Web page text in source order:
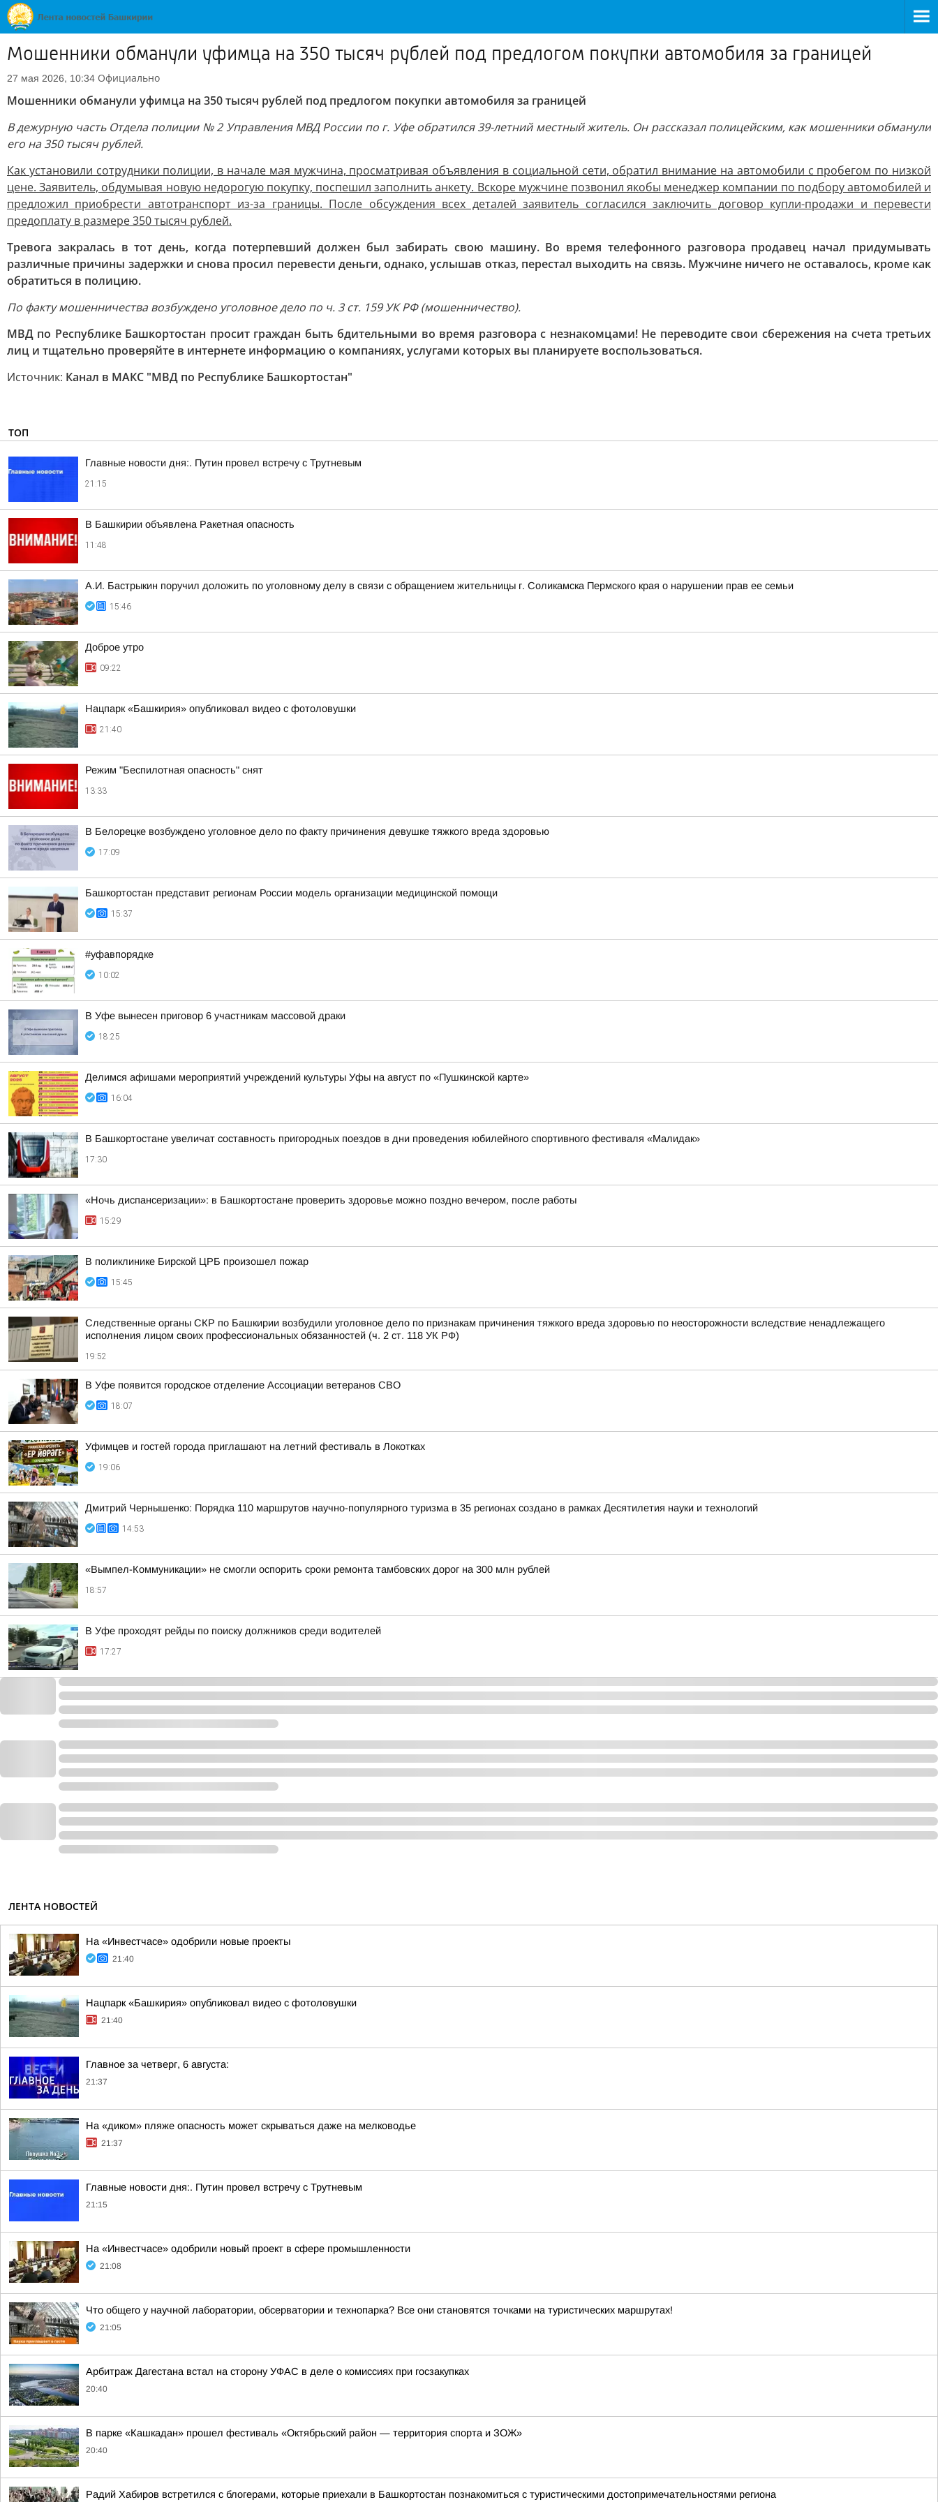
Мошенники обманули уфимца на 350 тысяч рублей под предлогом покупки автомобиля за границей
27 мая 2026, 10:34 Официально
Мошенники обманули уфимца на 350 тысяч рублей под предлогом покупки автомобиля за границей
В дежурную часть Отдела полиции № 2 Управления МВД России по г. Уфе обратился 39-летний местный житель. Он рассказал полицейским, как мошенники обманули
его на 350 тысяч рублей.
Как установили сотрудники полиции, в начале мая мужчина, просматривая объявления в социальной сети, обратил внимание на автомобили с пробегом по низкой
цене. Заявитель, обдумывая новую недорогую покупку, поспешил заполнить анкету. Вскоре мужчине позвонил якобы менеджер компании по подбору автомобилей и
предложил приобрести автотранспорт из-за границы. После обсуждения всех деталей заявитель согласился заключить договор купли-продажи и перевести
предоплату в размере 350 тысяч рублей.
Тревога закралась в тот день, когда потерпевший должен был забирать свою машину. Во время телефонного разговора продавец начал придумывать
различные причины задержки и снова просил перевести деньги, однако, услышав отказ, перестал выходить на связь. Мужчине ничего не оставалось, кроме как
обратиться в полицию.
По факту мошенничества возбуждено уголовное дело по ч. 3 ст. 159 УК РФ (мошенничество).
МВД по Республике Башкортостан просит граждан быть бдительными во время разговора с незнакомцами! Не переводите свои сбережения на счета третьих
лиц и тщательно проверяйте в интернете информацию о компаниях, услугами которых вы планируете воспользоваться.
Источник: Канал в МАКС "МВД по Республике Башкортостан"
ТОП
Главные новости дня:. Путин провел встречу с Трутневым
21:15
В Башкирии объявлена Ракетная опасность
11:48
А.И. Бастрыкин поручил доложить по уголовному делу в связи с обращением жительницы г. Соликамска Пермского края о нарушении прав ее семьи
15:46
Доброе утро
09:22
Нацпарк «Башкирия» опубликовал видео с фотоловушки
21:40
Режим "Беспилотная опасность" снят
13:33
В Белорецке возбуждено уголовное дело по факту причинения девушке тяжкого вреда здоровью
17:09
Башкортостан представит регионам России модель организации медицинской помощи
15:37
#уфавпорядке
10:02
В Уфе вынесен приговор 6 участникам массовой драки
18:25
Делимся афишами мероприятий учреждений культуры Уфы на август по «Пушкинской карте»
16:04
В Башкортостане увеличат составность пригородных поездов в дни проведения юбилейного спортивного фестиваля «Малидак»
17:30
«Ночь диспансеризации»: в Башкортостане проверить здоровье можно поздно вечером, после работы
15:29
В поликлинике Бирской ЦРБ произошел пожар
15:45
Следственные органы СКР по Башкирии возбудили уголовное дело по признакам причинения тяжкого вреда здоровью по неосторожности вследствие ненадлежащего
исполнения лицом своих профессиональных обязанностей (ч. 2 ст. 118 УК РФ)
19:52
В Уфе появится городское отделение Ассоциации ветеранов СВО
18:07
Уфимцев и гостей города приглашают на летний фестиваль в Локотках
19:06
Дмитрий Чернышенко: Порядка 110 маршрутов научно-популярного туризма в 35 регионах создано в рамках Десятилетия науки и технологий
14:53
«Вымпел-Коммуникации» не смогли оспорить сроки ремонта тамбовских дорог на 300 млн рублей
18:57
В Уфе проходят рейды по поиску должников среди водителей
17:27
ЛЕНТА НОВОСТЕЙ
На «Инвестчасе» одобрили новые проекты
21:40
Нацпарк «Башкирия» опубликовал видео с фотоловушки
21:40
Главное за четверг, 6 августа:
21:37
На «диком» пляже опасность может скрываться даже на мелководье
21:37
Главные новости дня:. Путин провел встречу с Трутневым
21:15
На «Инвестчасе» одобрили новый проект в сфере промышленности
21:08
Что общего у научной лаборатории, обсерватории и технопарка? Все они становятся точками на туристических маршрутах!
21:05
Арбитраж Дагестана встал на сторону УФАС в деле о комиссиях при госзакупках
20:40
В парке «Кашкадан» прошел фестиваль «Октябрьский район — территория спорта и ЗОЖ»
20:40
Радий Хабиров встретился с блогерами, которые приехали в Башкортостан познакомиться с туристическими достопримечательностями региона